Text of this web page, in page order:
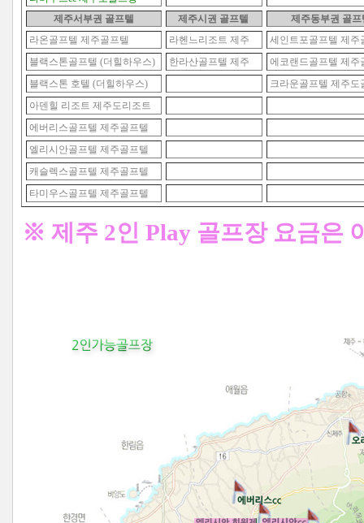
제주서부권 골프텔
제주시권 골프텔 제주동부권 골프
라온골프텔 제주골프텔
라헨느리조트 제주
세인트포골프텔 제주
블랙스톤골프텔 (더힐하우스)
한라산골프텔 제주
에코랜드골프텔 제주
블랙스톤 호텔 (더힐하우스)
크라운골프텔 제주도
아덴힐 리조트 제주도리조트
에버리스골프텔 제주골프텔
엘리시안골프텔 제주골프텔
캐슬렉스골프텔 제주골프텔
타미우스골프텔 제주골프텔
※ 제주 2인 Play 골프장 요금은